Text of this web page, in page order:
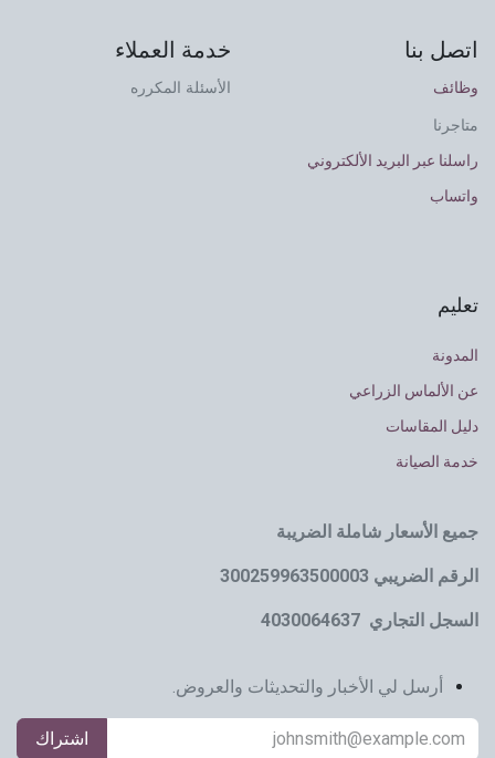
اتصل بنا
وظائف
متاجرنا
راسلنا عبر البريد الألكتروني
واتساب
خدمة العملاء
الأسئلة المكرره
تعليم
المدونة
عن الألماس الزراعي
دليل المقاسات
خدمة الصيانة
جميع الأسعار شاملة الضريبة
الرقم الضريبي 300259963500003
السجل التجاري 4030064637
أرسل لي الأخبار والتحديثات والعروض.
اشتراك